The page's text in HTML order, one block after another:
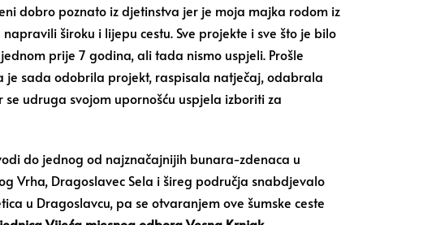
dobro poznato iz djetinstva jer je moja majka rodom iz
široku i lijepu cestu. Sve projekte i sve što je bilo
prije 7 godina, ali tada nismo uspjeli. Prošle
je sada odobrila projekt, raspisala natječaj, odabrala
se udruga svojom upornošću uspjela izboriti za
do jednog od najznačajnijih bunara-zdenaca u
Vrha, Dragoslavec Sela i šireg područja snabdjevalo
u Dragoslavcu, pa se otvaranjem ove šumske ceste